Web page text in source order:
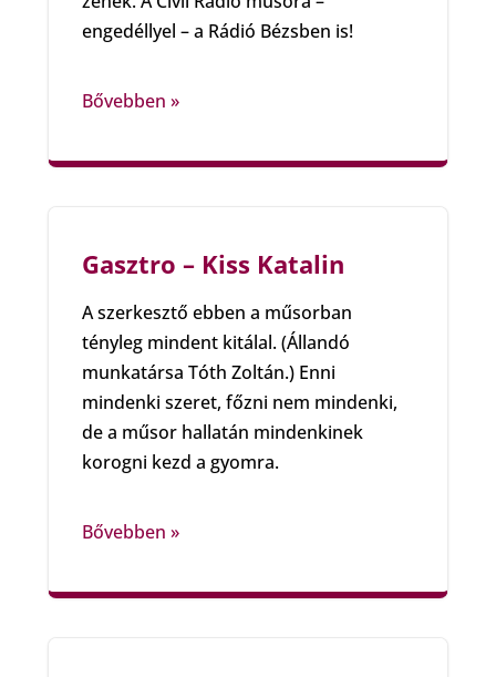
engedéllyel – a Rádió Bézsben is!
Bővebben »
Gasztro – Kiss Katalin
A szerkesztő ebben a műsorban
tényleg mindent kitálal. (Állandó
munkatársa Tóth Zoltán.) Enni
mindenki szeret, főzni nem mindenki,
de a műsor hallatán mindenkinek
korogni kezd a gyomra.
Bővebben »